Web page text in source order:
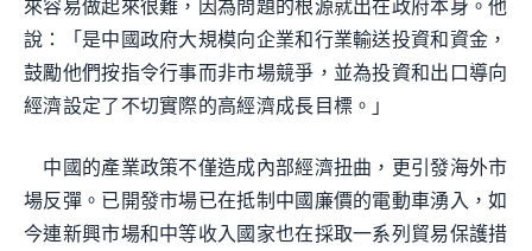
來容易做起來很難，因為問題的根源就出在政府本身。他
說：「是中國政府大規模向企業和行業輸送投資和資金，
鼓勵他們按指令行事而非市場競爭，並為投資和出口導向
經濟設定了不切實際的高經濟成長目標。」
中國的產業政策不僅造成內部經濟扭曲，更引發海外市
場反彈。已開發市場已在抵制中國廉價的電動車湧入，如
今連新興市場和中等收入國家也在採取一系列貿易保護措